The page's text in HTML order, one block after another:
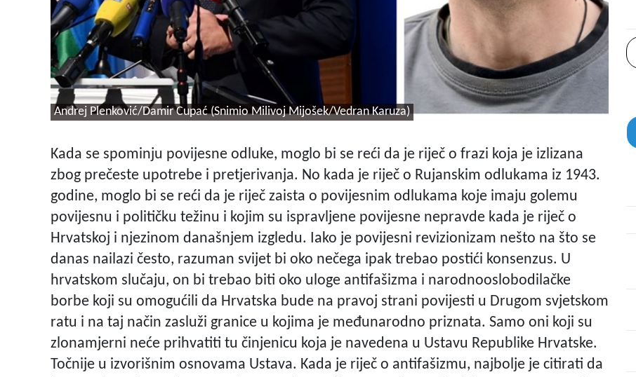
Andrej Plenković/Damir Cupać (Snimio Milivoj Mijošek/Vedran Karuza)
Kada se spominju povijesne odluke, moglo bi se reći da je riječ o frazi koja je izlizana
zbog prečeste upotrebe i pretjerivanja. No kada je riječ o Rujanskim odlukama iz 1943.
godine, moglo bi se reći da je riječ zaista o povijesnim odlukama koje imaju golemu
povijesnu i političku težinu i kojim su ispravljene povijesne nepravde kada je riječ o
Hrvatskoj i njezinom današnjem izgledu. Iako je povijesni revizionizam nešto na što se
danas nailazi često, razuman svijet bi oko nečega ipak trebao postići konsenzus. U
hrvatskom slučaju, on bi trebao biti oko uloge antifašizma i narodnooslobodilačke
borbe koji su omogućili da Hrvatska bude na pravoj strani povijesti u Drugom svjetskom
ratu i na taj način zasluži granice u kojima je međunarodno priznata. Samo oni koji su
zlonamjerni neće prihvatiti tu činjenicu koja je navedena u Ustavu Republike Hrvatske.
Točnije u izvorišnim osnovama Ustava. Kada je riječ o antifašizmu, najbolje je citirati da